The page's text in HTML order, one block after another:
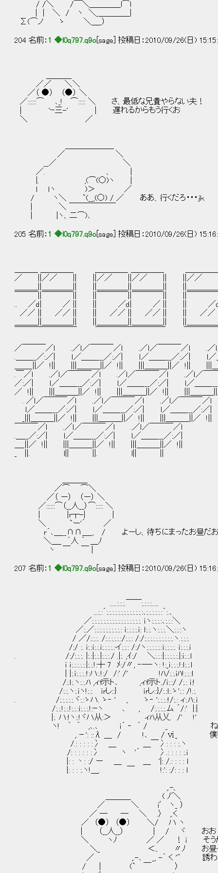
/ /＼ /￣＼＿＿＿＿l⌒l
| | ＼ / ヽ ＼_＿＿＿＿|
Σ(⌒ノ ゝ ＼＿_）
204 名前： 1 ◆l0q797.q9o [sage] 投稿日：2010/09/26(日)
／／ ＼＼
／（ ●） （●） ＼
／::::::⌒ ､_! ⌒::::: ＼ さ、最低な兄貴やらない夫！
| 'ｰ三-' | 遅れるからもう行くお
＼ ／
／ ＼
__／ ＼
／. 、 |
|. ,(⌒(○)ヽ |
l ｌヽ )＞ ／
/ ヽ＼ `(__,(○) / ／ ああ、行くだろ・・・ｊｋ
| ＼ ￣￣￣￣￣￣
| |ヽ、二⌒)､
205 名前： 1 ◆l0q797.q9o [sage] 投稿日：2010/09/26(日)
／ ||／／ || ||／／ ||／／ || ||／／
.. ／d| ／ || || ／d| ／ || || ／
／／ || ／／ || || ／／ || ／／ || || ／／
／￣￣￣／l .／ｌ／￣￣￣／l .／ｌ／￣￣￣／l .／ｌ
.＿＿__／:／| ｌ／＿＿___／:／| ｌ／＿＿___／:／| ｌ／
＿＿_||／ !|| |||＿＿＿||／ !|| |||＿＿＿||／ !|| |||＿
.￣／l .／ｌ／￣￣￣／l .／ｌ／￣￣￣／l .／ｌ／￣
／:／| ｌ／＿＿___／:／| ｌ／＿＿___／:／| ｌ／＿＿
／ !|| |||＿＿＿||／ !|| |||＿＿＿||／ !|| |||＿＿＿||
. ／ｌ／￣￣￣／l .／ｌ／￣￣￣／l .／ｌ／￣￣￣／l
ｌ／＿＿___／:／| ｌ／＿＿___／:／| ｌ／＿＿___／:／|
_|||＿＿＿||／ !|| |||＿＿＿||／ !|| |||＿＿＿||／ !||
￣￣￣／l .／ｌ／￣￣￣／l .／ｌ／￣￣￣／l
.＿__／:／| ｌ／＿＿___／:／| ｌ／＿＿___／:／|
＿_||／ !|| |||＿＿＿||／ !|| |||＿＿＿||／ !||
／⌒ ⌒＼
／（ ー） （ー） ＼
／::::::⌒（__人__）⌒::::: ＼
| |r┬-| |
＼ `ー'´ ／
r´､＿__∩∩＿_, / よーし、待ちにまったお昼だ
＼＿_ ´人 ｀ ＿ﾉ
ヽ ￣ ￣ |
207 名前： 1 ◆l0q797.q9o [sage] 投稿日：2010/09/26(日)
.....:.:.:.￣￣:.:.:.:.....
...:.:´:.:.:.:.:.:.:.:.:.:.:.:.:､:.:.:.:.:.:｀:.､
／:.:.:.:.:.:.:.:.:.:.:.:.:.:.:.:.:. ｉヽ:.:.:.:､:.:.:＼
／:.／:.:.:.:.:.:.:.:.:.: ｉ:.:.:.:.ｉ: ｌ:.:.ヽ:.:.:.＼:.:.:ヽ
/ ／/:.:.:. /:.:.:.:.:.:/:.:.: /:/:.:.:.:.:.:.:.:.:.:.ヽ.:.:.:.
/:/ :. ｉ:.:ｉ:.:.ｉ:.:.:.:.:イ:.:.: /:/ヽ:.:.:.:.:.:ｉ:.:.:.:. ｉ:.:.:.ｉ
. /:/:.:.:. |:.:|:.:.|:.:.:./ .|:. ,ｲ:/ ＼:.:.:|:.:.:.:.:.|:ｉ:.:.ｌ
ｉ ｉ:.:.:.:.:.|:.:.!:┼ 7 ﾒ:/〃, ‐―‐ヽ: !:_ｉ:.:.:.!:ｌ:.:.ｌ
| |:.ｉ:.:.:.:!:ハ:.!:/ /:' /' !ﾊ/:.:.ｉﾊ!:.:.:ｌ
/:.ｌ:.ヽ:.:.ﾊ ,ィf示ト､ ,ィf示ト./ｉ:.:/ /:.: ｉ:!
/:.:.ヽ:.ｉヽ!:.:. ｉrし::} ｉrし::}/:.:ｌ:.ゝ':.: /!.:.
. /:.:.:.:.:.ヾ:.:ゝハ. ゝ‐ ' , ゝ‐ ':.:.:.:!/:.: ィ:.ﾊ:.ｉ
/:.:.!:.:.!:.:.:ｉ:.:.:.!:ｰヽ ､ , /:.:.:.:.ム ´/:' |:|
|:. ハ:!ヽ:.!ヾハ从:＞ ィﾊ从乂. /' !'
ヽ! ｀ ｀ ,､.､ ｉ｀ ‐ ´ / _ ねぇ、
,.－': ::λ ＿ / !､ / ⅵ_ 僕も一緒にお
/.: : : : :冫 ＿ ＿￣冫: : : :.ヽ
/: : : : : :冫 ヽ '´ 冫.: : : : :.ｉ
|: : 丶: :/ ー ＿ ＿ '|: /.: : : : ｌ
|: : : :.ヽ!＿. ￣ !:': :/: : : ｌ
,.-、
＿＿＿_ ( ﾉﾞ＼
／ ＼ i′ ヽ_ ）
／ ― ― ＼ .〉 ,.く
／ （●） （●） ＼/ ハ ヽ
| （__人__） | / ヾ おお！佐々木
＼ ヽﾉ ／ ／ ！ ｉ そうか、まだ転校
＼_ ＜、 〃ﾉ お昼一緒に食べ
／ ,.-､ _, -｀ く '" 誘わなくて
/ | (` ￣ 〉